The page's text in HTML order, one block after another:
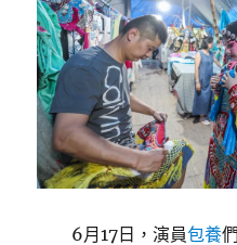
6月17日，演員包養